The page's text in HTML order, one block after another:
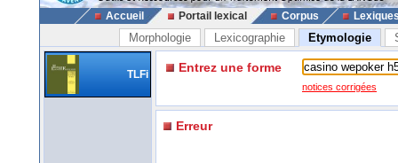
Accueil Portail lexical Corpus
Morphologie Lexicographie Etymologie
TLFi Entrez une forme
notices corrigées
Erreur